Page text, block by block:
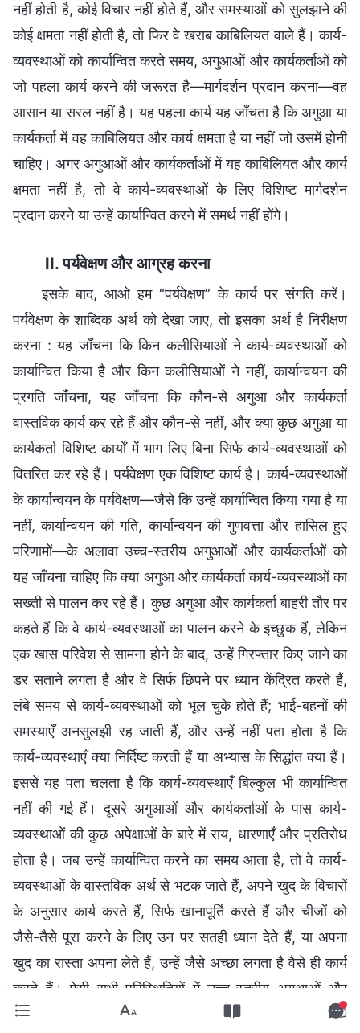
नहीं होती है, कोई विचार नहीं होते हैं, और समस्याओं को सुलझाने की
कोई क्षमता नहीं होती है, तो फिर वे खराब काबिलियत वाले हैं। कार्य-
व्यवस्थाओं को कार्यान्वित करते समय, अगुआओं और कार्यकर्ताओं को
जो पहला कार्य करने की जरूरत है—मार्गदर्शन प्रदान करना—वह
आसान या सरल नहीं है। यह पहला कार्य यह जाँचता है कि अगुआ या
कार्यकर्ता में वह काबिलियत और कार्य क्षमता है या नहीं जो उसमें होनी
चाहिए। अगर अगुआओं और कार्यकर्ताओं में यह काबिलियत और कार्य
क्षमता नहीं है, तो वे कार्य-व्यवस्थाओं के लिए विशिष्ट मार्गदर्शन
प्रदान करने या उन्हें कार्यान्वित करने में समर्थ नहीं होंगे।
II. पर्यवेक्षण और आग्रह करना
इसके बाद, आओ हम “पर्यवेक्षण” के कार्य पर संगति करें।
पर्यवेक्षण के शाब्दिक अर्थ को देखा जाए, तो इसका अर्थ है निरीक्षण
करना : यह जाँचना कि किन कलीसियाओं ने कार्य-व्यवस्थाओं को
कार्यान्वित किया है और किन कलीसियाओं ने नहीं, कार्यान्वयन की
प्रगति जाँचना, यह जाँचना कि कौन-से अगुआ और कार्यकर्ता
वास्तविक कार्य कर रहे हैं और कौन-से नहीं, और क्या कुछ अगुआ या
कार्यकर्ता विशिष्ट कार्यों में भाग लिए बिना सिर्फ कार्य-व्यवस्थाओं को
वितरित कर रहे हैं। पर्यवेक्षण एक विशिष्ट कार्य है। कार्य-व्यवस्थाओं
के कार्यान्वयन के पर्यवेक्षण—जैसे कि उन्हें कार्यान्वित किया गया है या
नहीं, कार्यान्वयन की गति, कार्यान्वयन की गुणवत्ता और हासिल हुए
परिणामों—के अलावा उच्च-स्तरीय अगुआओं और कार्यकर्ताओं को
यह जाँचना चाहिए कि क्या अगुआ और कार्यकर्ता कार्य-व्यवस्थाओं का
सख्ती से पालन कर रहे हैं। कुछ अगुआ और कार्यकर्ता बाहरी तौर पर
कहते हैं कि वे कार्य-व्यवस्थाओं का पालन करने के इच्छुक हैं, लेकिन
एक खास परिवेश से सामना होने के बाद, उन्हें गिरफ्तार किए जाने का
डर सताने लगता है और वे सिर्फ छिपने पर ध्यान केंद्रित करते हैं,
लंबे समय से कार्य-व्यवस्थाओं को भूल चुके होते हैं; भाई-बहनों की
समस्याएँ अनसुलझी रह जाती हैं, और उन्हें नहीं पता होता है कि
कार्य-व्यवस्थाएँ क्या निर्दिष्ट करती हैं या अभ्यास के सिद्धांत क्या हैं।
इससे यह पता चलता है कि कार्य-व्यवस्थाएँ बिल्कुल भी कार्यान्वित
नहीं की गई हैं। दूसरे अगुआओं और कार्यकर्ताओं के पास कार्य-
व्यवस्थाओं की कुछ अपेक्षाओं के बारे में राय, धारणाएँ और प्रतिरोध
होता है। जब उन्हें कार्यान्वित करने का समय आता है, तो वे कार्य-
व्यवस्थाओं के वास्तविक अर्थ से भटक जाते हैं, अपने खुद के विचारों
के अनुसार कार्य करते हैं, सिर्फ खानापूर्ति करते हैं और चीजों को
जैसे-तैसे पूरा करने के लिए उन पर सतही ध्यान देते हैं, या अपना
खुद का रास्ता अपना लेते हैं, उन्हें जैसे अच्छा लगता है वैसे ही कार्य
करते हैं। ऐसी सभी परिस्थितियों में उच्च-स्तरीय अगुआओं और
कार्यकर्ताओं द्वारा पर्यवेक्षण की जरूरत पड़ती है। पर्यवेक्षण का उद्देश्य